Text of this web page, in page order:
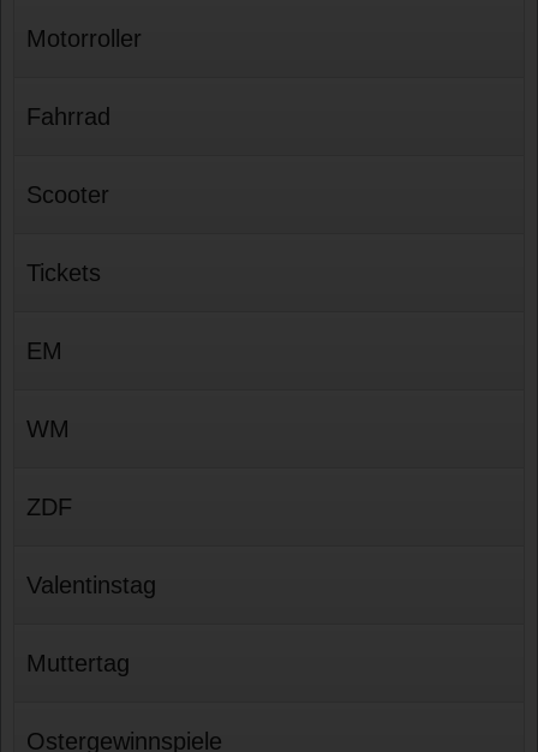
Motorroller
Fahrrad
Scooter
Tickets
EM
WM
ZDF
Valentinstag
Muttertag
Ostergewinnspiele